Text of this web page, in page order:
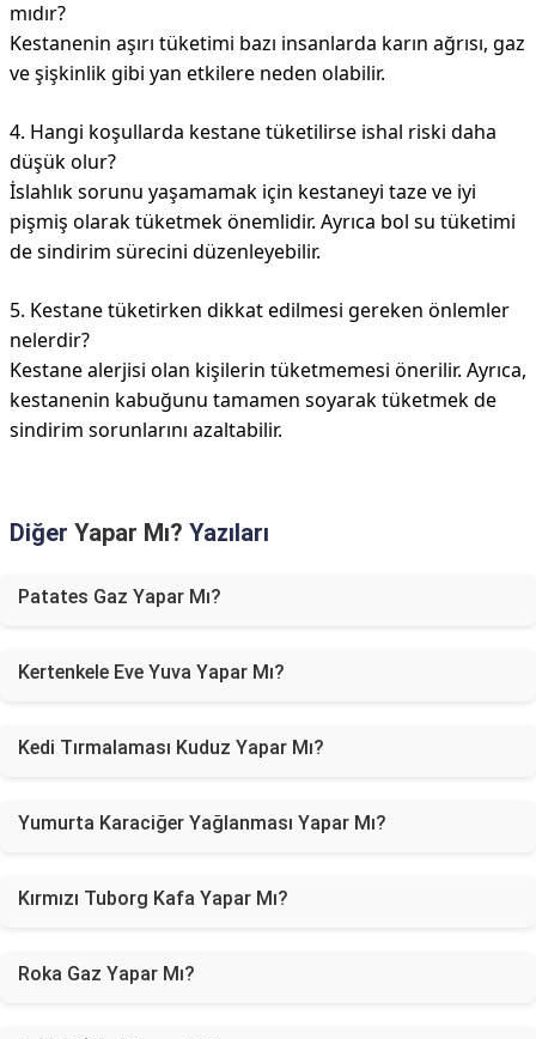
mıdır?
Kestanenin aşırı tüketimi bazı insanlarda karın ağrısı, gaz
ve şişkinlik gibi yan etkilere neden olabilir.
4. Hangi koşullarda kestane tüketilirse ishal riski daha
düşük olur?
İslahlık sorunu yaşamamak için kestaneyi taze ve iyi
pişmiş olarak tüketmek önemlidir. Ayrıca bol su tüketimi
de sindirim sürecini düzenleyebilir.
5. Kestane tüketirken dikkat edilmesi gereken önlemler
nelerdir?
Kestane alerjisi olan kişilerin tüketmemesi önerilir. Ayrıca,
kestanenin kabuğunu tamamen soyarak tüketmek de
sindirim sorunlarını azaltabilir.
Diğer Yapar Mı? Yazıları
Patates Gaz Yapar Mı?
Kertenkele Eve Yuva Yapar Mı?
Kedi Tırmalaması Kuduz Yapar Mı?
Yumurta Karaciğer Yağlanması Yapar Mı?
Kırmızı Tuborg Kafa Yapar Mı?
Roka Gaz Yapar Mı?